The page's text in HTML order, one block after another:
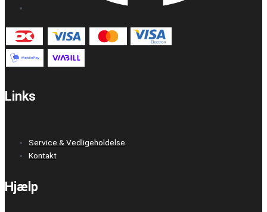
Links
Service & Vedligeholdelse
Kontakt
Hjælp